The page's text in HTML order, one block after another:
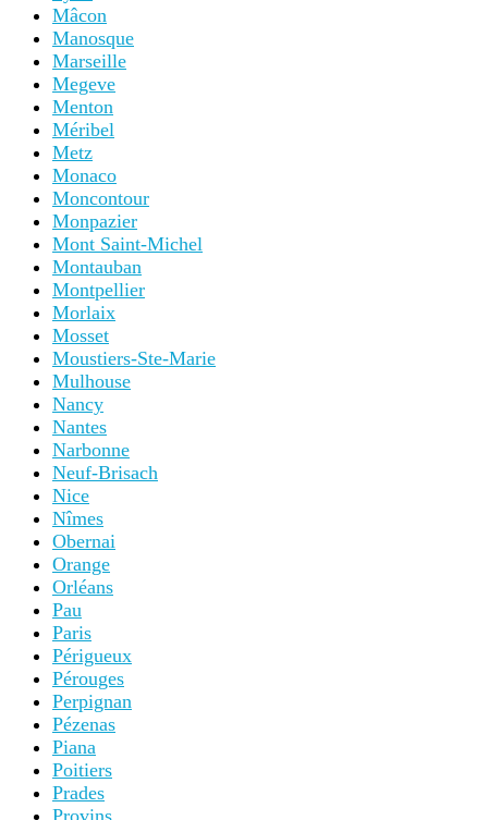
Mâcon
Manosque
Marseille
Megeve
Menton
Méribel
Metz
Monaco
Moncontour
Monpazier
Mont Saint-Michel
Montauban
Montpellier
Morlaix
Mosset
Moustiers-Ste-Marie
Mulhouse
Nancy
Nantes
Narbonne
Neuf-Brisach
Nice
Nîmes
Obernai
Orange
Orléans
Pau
Paris
Périgueux
Pérouges
Perpignan
Pézenas
Piana
Poitiers
Prades
Provins